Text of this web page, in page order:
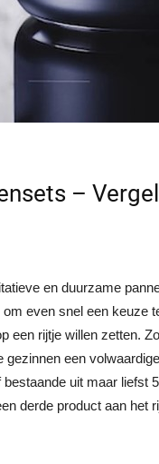
–
en duurzame
even snel een keuze
een rijtje willen zetten.
gezinnen een
bestaande uit maar liefst
derde product aan het